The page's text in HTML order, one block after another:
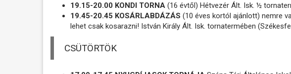
19.15-20.00 KONDI TORNA (16 évtől) Hétvezér Ált. Isk. ½
19.45-20.45 KOSÁRLABDÁZÁS (10 éves kortól ajánlott) nemre
lehet csak kosarazni! István Király Ált. Isk. tornatermében
CSÜTÖRTÖK